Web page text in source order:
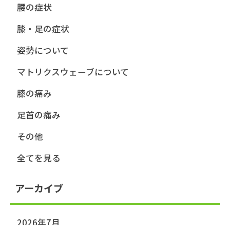
腰の症状
膝・足の症状
姿勢について
マトリクスウェーブについて
膝の痛み
足首の痛み
その他
全てを見る
アーカイブ